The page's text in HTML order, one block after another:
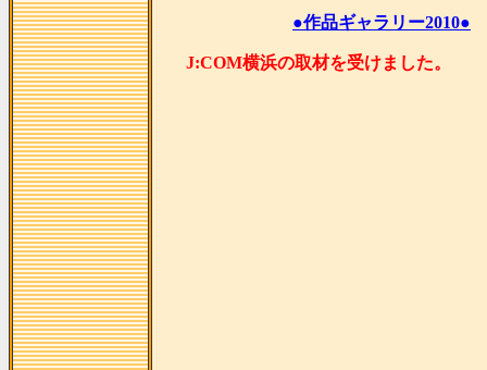
●作品ギャラリー2010●
J:COM横浜の取材を受け